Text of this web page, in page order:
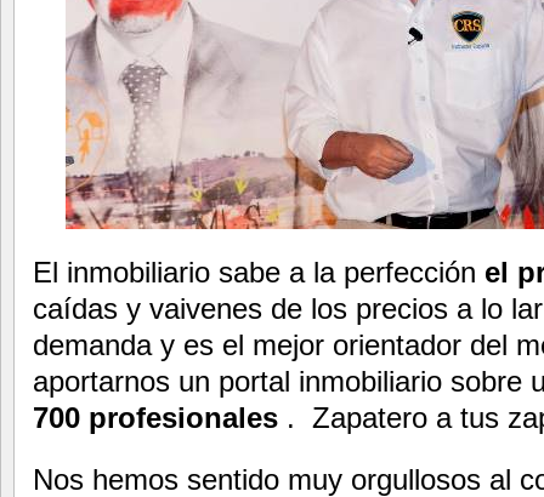
El inmobiliario sabe a la perfección el
caídas y vaivenes de los precios a lo
demanda y es el mejor orientador del
aportarnos un portal inmobiliario sobre
700 profesionales . Zapatero a tus
Nos hemos sentido muy orgullosos al